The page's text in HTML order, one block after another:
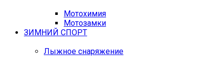
Мотохимия
Мотозамки
ЗИМНИЙ СПОРТ
Лыжное снаряжение